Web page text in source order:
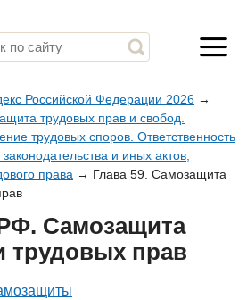
Российской Федерации 2026 →
трудовых прав и свобод.
трудовых споров. Ответственность
и иных актов,
права → Глава 59. Самозащита
Самозащита
трудовых прав